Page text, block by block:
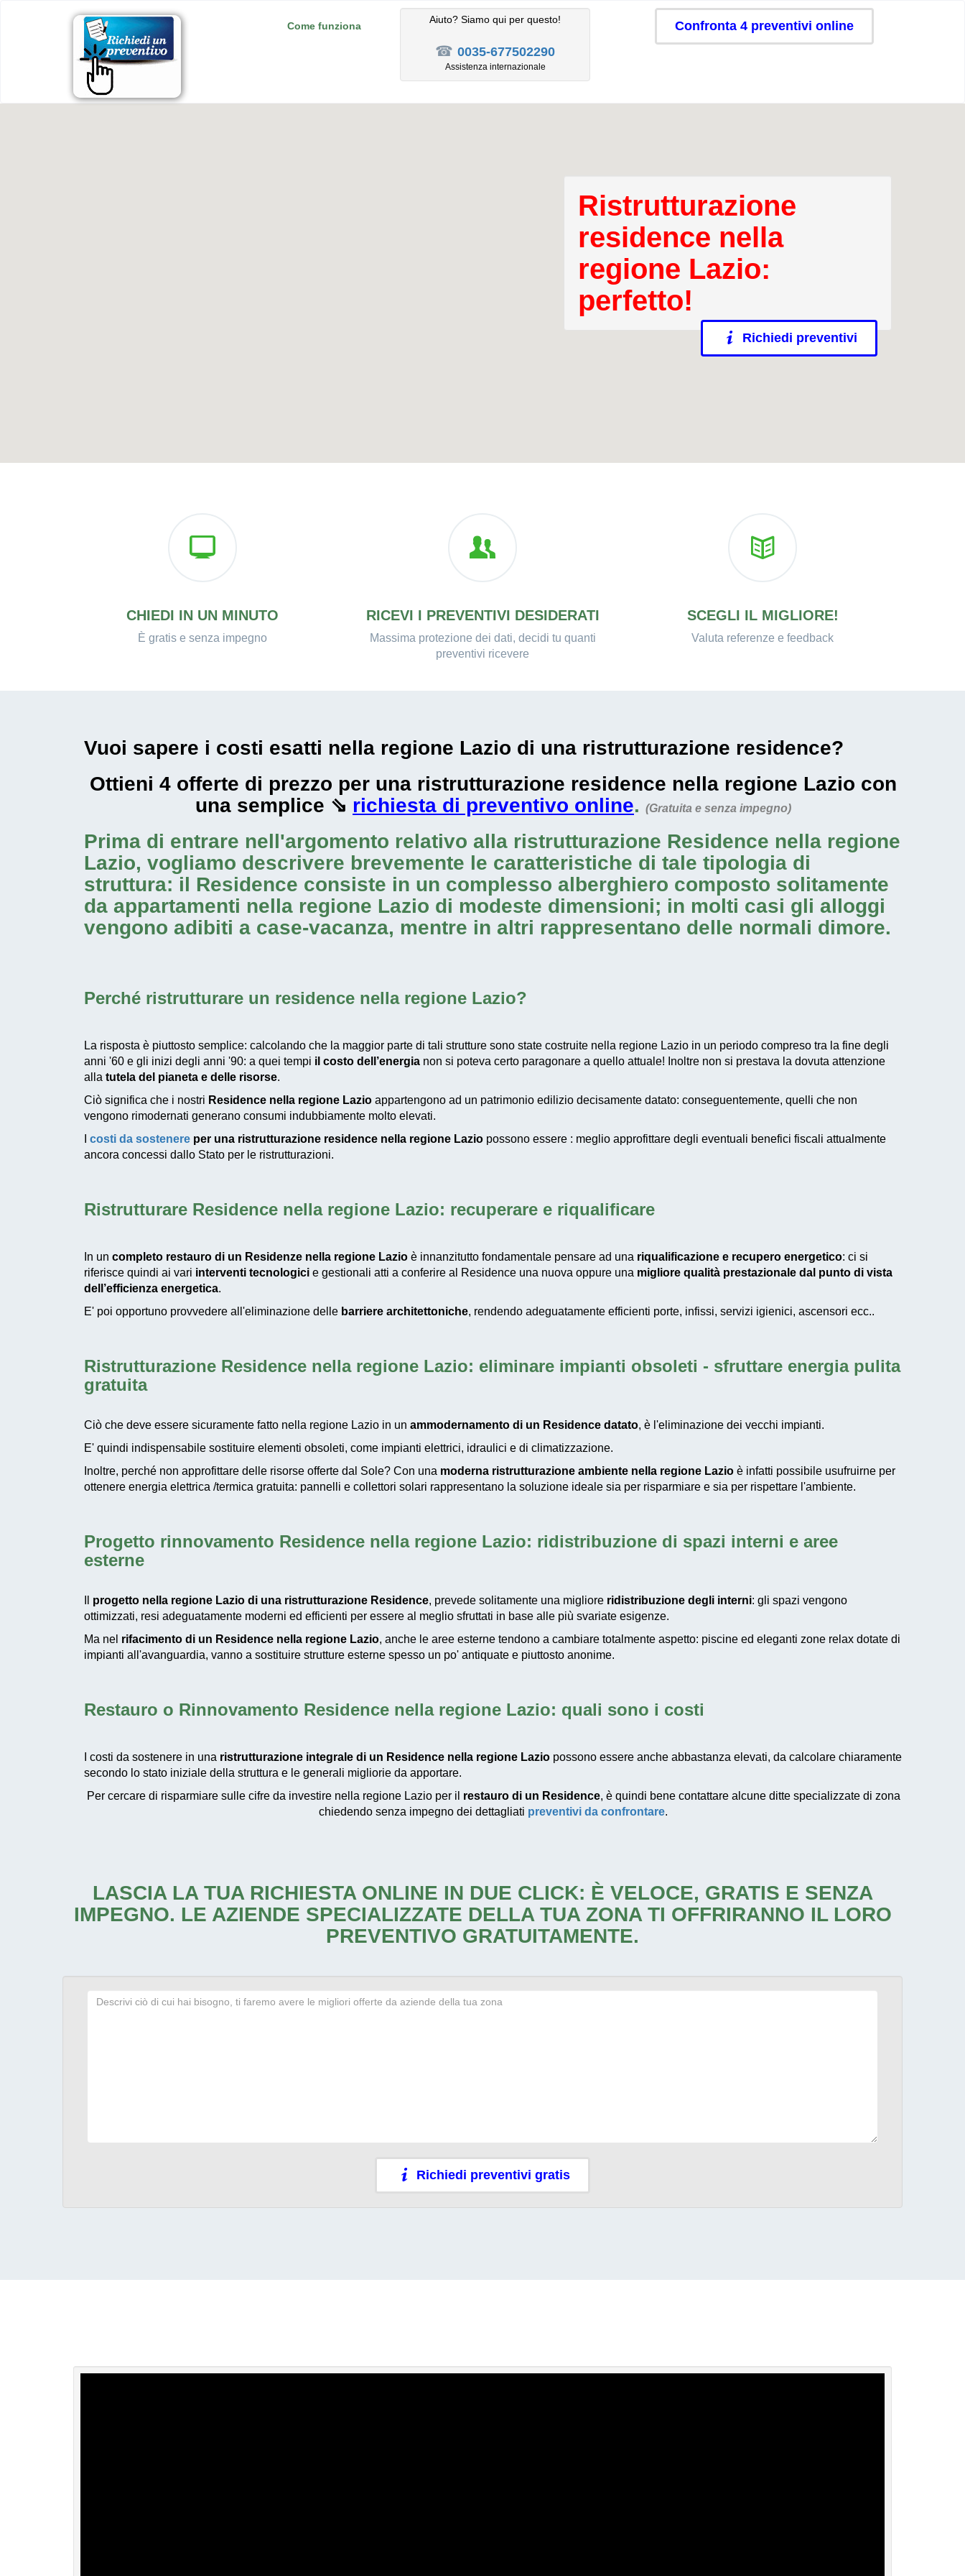
Come funziona
Aiuto? Siamo qui per questo!
☎ 0035-677502290
Assistenza internazionale
Confronta 4 preventivi online
Ristrutturazione
residence nella
regione Lazio:
perfetto!
Richiedi preventivi
CHIEDI IN UN MINUTO
È gratis e senza impegno
RICEVI I PREVENTIVI DESIDERATI
Massima protezione dei dati, decidi tu quanti
preventivi ricevere
SCEGLI IL MIGLIORE!
Valuta referenze e feedback
Vuoi sapere i costi esatti nella regione Lazio di una ristrutturazione residence?
Ottieni 4 offerte di prezzo per una ristrutturazione residence nella regione Lazio con
una semplice ⇘ richiesta di preventivo online. (Gratuita e senza impegno)
Prima di entrare nell'argomento relativo alla ristrutturazione Residence nella regione
Lazio, vogliamo descrivere brevemente le caratteristiche di tale tipologia di
struttura: il Residence consiste in un complesso alberghiero composto solitamente
da appartamenti nella regione Lazio di modeste dimensioni; in molti casi gli alloggi
vengono adibiti a case-vacanza, mentre in altri rappresentano delle normali dimore.
Perché ristrutturare un residence nella regione Lazio?
La risposta è piuttosto semplice: calcolando che la maggior parte di tali strutture sono state costruite nella regione Lazio in un periodo compreso tra la fine degli
anni '60 e gli inizi degli anni '90: a quei tempi il costo dell’energia non si poteva certo paragonare a quello attuale! Inoltre non si prestava la dovuta attenzione
alla tutela del pianeta e delle risorse.
Ciò significa che i nostri Residence nella regione Lazio appartengono ad un patrimonio edilizio decisamente datato: conseguentemente, quelli che non
vengono rimodernati generano consumi indubbiamente molto elevati.
costi da sostenere per una ristrutturazione residence nella regione Lazio possono essere : meglio approfittare degli eventuali benefici fiscali attualmente
ancora concessi dallo Stato per le ristrutturazioni.
Ristrutturare Residence nella regione Lazio: recuperare e riqualificare
In un completo restauro di un Residenze nella regione Lazio è innanzitutto fondamentale pensare ad una riqualificazione e recupero energetico: ci si
riferisce quindi ai vari interventi tecnologici e gestionali atti a conferire al Residence una nuova oppure una migliore qualità prestazionale dal punto di vista
dell’efficienza energetica.
E' poi opportuno provvedere all'eliminazione delle barriere architettoniche, rendendo adeguatamente efficienti porte, infissi, servizi igienici, ascensori ecc..
Ristrutturazione Residence nella regione Lazio: eliminare impianti obsoleti - sfruttare energia pulita
gratuita
Ciò che deve essere sicuramente fatto nella regione Lazio in un ammodernamento di un Residence datato, è l'eliminazione dei vecchi impianti.
E' quindi indispensabile sostituire elementi obsoleti, come impianti elettrici, idraulici e di climatizzazione.
Inoltre, perché non approfittare delle risorse offerte dal Sole? Con una moderna ristrutturazione ambiente nella regione Lazio è infatti possibile usufruirne per
ottenere energia elettrica /termica gratuita: pannelli e collettori solari rappresentano la soluzione ideale sia per risparmiare e sia per rispettare l'ambiente.
Progetto rinnovamento Residence nella regione Lazio: ridistribuzione di spazi interni e aree
esterne
progetto nella regione Lazio di una ristrutturazione Residence, prevede solitamente una migliore ridistribuzione degli interni: gli spazi vengono
ottimizzati, resi adeguatamente moderni ed efficienti per essere al meglio sfruttati in base alle più svariate esigenze.
Ma nel rifacimento di un Residence nella regione Lazio, anche le aree esterne tendono a cambiare totalmente aspetto: piscine ed eleganti zone relax dotate di
impianti all'avanguardia, vanno a sostituire strutture esterne spesso un po' antiquate e piuttosto anonime.
Restauro o Rinnovamento Residence nella regione Lazio: quali sono i costi
I costi da sostenere in una ristrutturazione integrale di un Residence nella regione Lazio possono essere anche abbastanza elevati, da calcolare chiaramente
secondo lo stato iniziale della struttura e le generali migliorie da apportare.
Per cercare di risparmiare sulle cifre da investire nella regione Lazio per il restauro di un Residence, è quindi bene contattare alcune ditte specializzate di zona
chiedendo senza impegno dei dettagliati preventivi da confrontare.
LASCIA LA TUA RICHIESTA ONLINE IN DUE CLICK: È VELOCE, GRATIS E SENZA
IMPEGNO. LE AZIENDE SPECIALIZZATE DELLA TUA ZONA TI OFFRIRANNO IL LORO
PREVENTIVO GRATUITAMENTE.
Richiedi preventivi gratis